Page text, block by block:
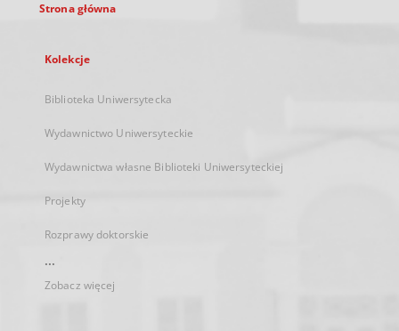
Strona główna
Kolekcje
Biblioteka Uniwersytecka
Wydawnictwo Uniwersyteckie
Wydawnictwa własne Biblioteki Uniwersyteckiej
Projekty
Rozprawy doktorskie
...
Zobacz więcej